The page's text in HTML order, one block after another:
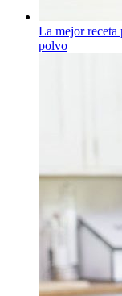
La mejor receta
polvo